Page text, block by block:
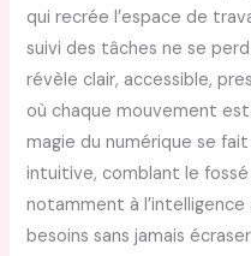
qui recrée l’espace de
suivi des tâches ne se
révèle clair, accessible,
où chaque mouvement
magie du numérique se
intuitive, comblant le
notamment à
besoins sans jamais